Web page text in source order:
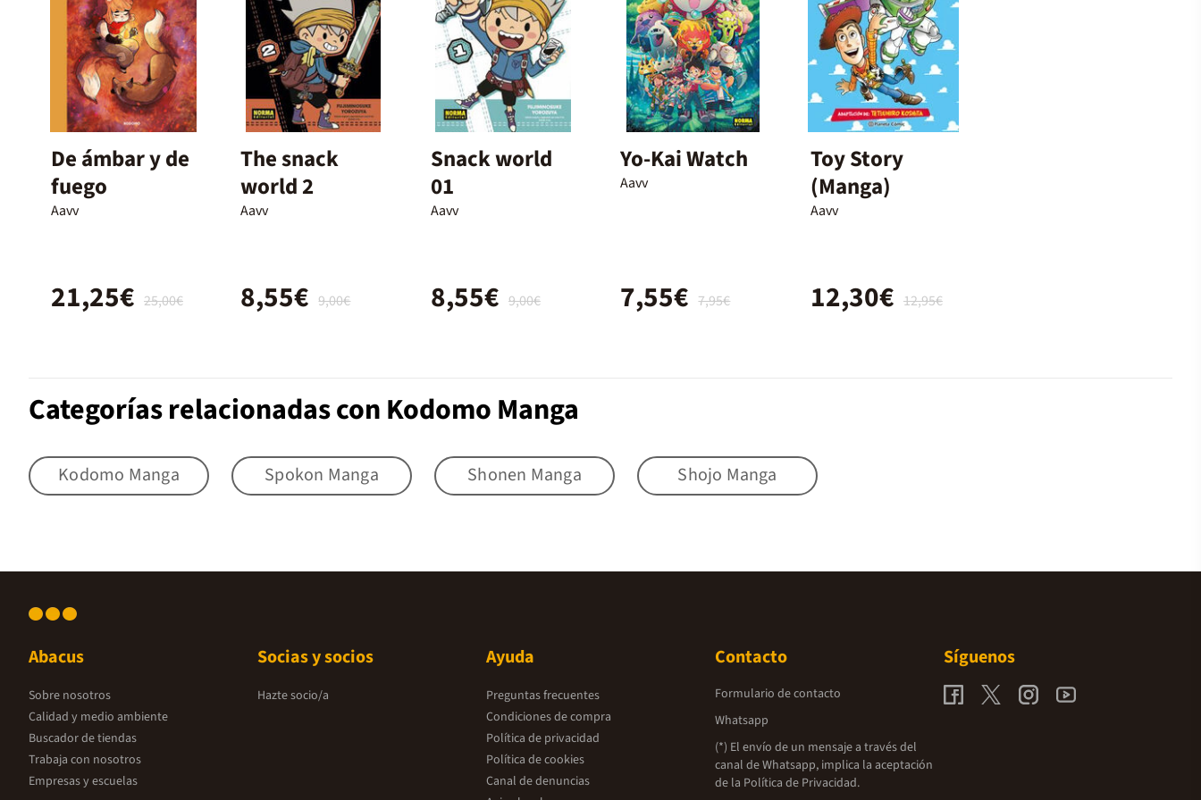
De ámbar y de
fuego
Aavv
25,00€
21,25€
The snack
world 2
Aavv
9,00€
8,55€
Snack world
01
Aavv
9,00€
8,55€
Yo-Kai Watch
Aavv
7,95€
7,55€
Toy Story
(Manga)
Aavv
12,95€
12,30€
Categorías relacionadas con Kodomo Manga
Kodomo Manga Spokon Manga Shonen Manga Shojo Manga
Abacus
Sobre nosotros
Calidad y medio ambiente
Buscador de tiendas
Trabaja con nosotros
Empresas y escuelas
Socias y socios
Hazte socio/a
Ayuda
Preguntas frecuentes
Condiciones de compra
Política de privacidad
Política de cookies
Canal de denuncias
Contacto
Formulario de contacto
Whatsapp
(*) El envío de un mensaje a través del
canal de Whatsapp, implica la aceptación
de la Política de Privacidad.
Síguenos